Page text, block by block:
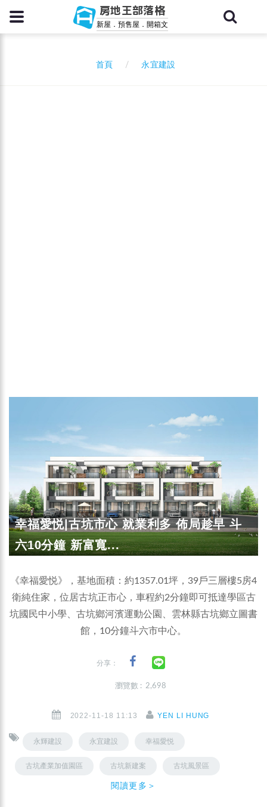
房地王部落格
新屋．預售屋．開箱文
首頁 永宜建設
幸福愛悦|古坑市心 就業利多 佈局趁早 斗
六10分鐘 新富寬...
《幸福愛悦》，基地面積：約1357.01坪，39戶三層樓5房4
衛純住家，位居古坑正市心，車程約2分鐘即可抵達學區古
坑國民中小學、古坑鄉河濱運動公園、雲林縣古坑鄉立圖書
館，10分鐘斗六市中心。
分享：
瀏覽數 : 2,698
2022-11-18 11:13 YEN LI HUNG
永輝建設 永宜建設 幸福愛悦
古坑產業加值園區 古坑新建案 古坑風景區
閱讀更多＞